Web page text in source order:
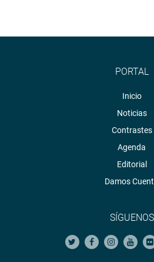
PORTAL
Inicio
Noticias
Contrastes
Agenda
Editorial
Damos
SÍGUENOS